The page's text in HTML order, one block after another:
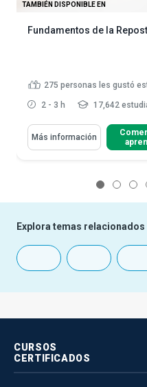
TAMBIÉN DISPONIBLE EN
Fundamentos de la
275 personas les gustó
2 - 3 h 17,642
Más información
Explora temas
CURSOS
CERTIFICADOS